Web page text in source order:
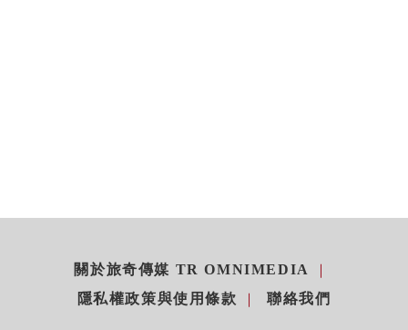
關於旅奇傳媒 TR OMNIMEDIA
隱私權政策與使用條款
聯絡我們